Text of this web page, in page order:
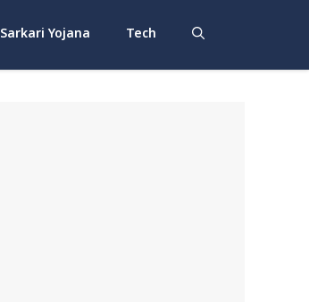
Sarkari Yojana Tech